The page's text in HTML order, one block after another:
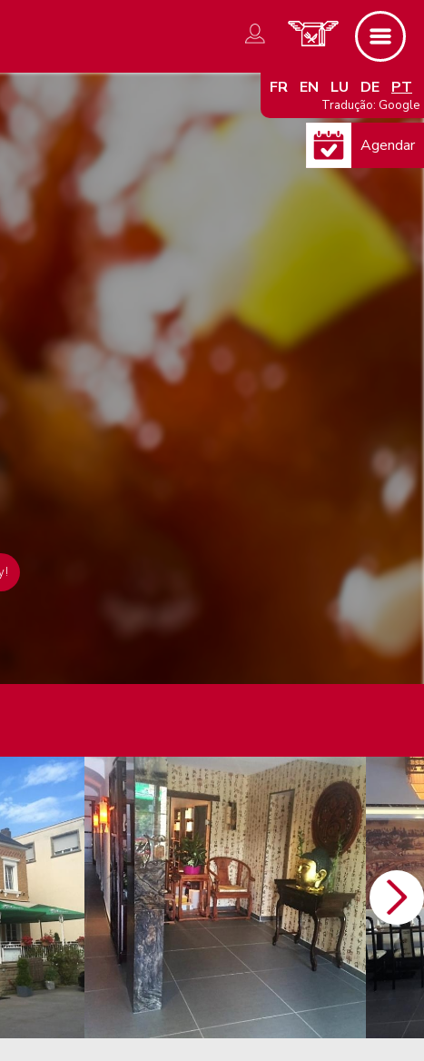
FR EN LU DE PT
Tradução: Google